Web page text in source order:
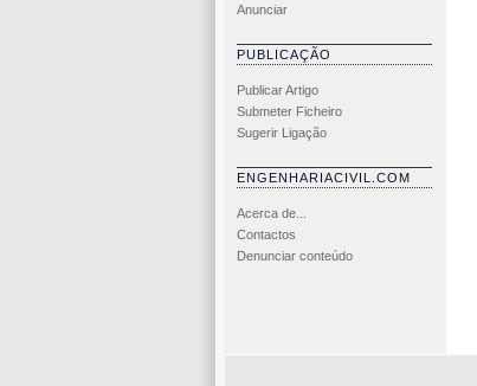
Anunciar
PUBLICAÇÃO
Publicar Artigo
Submeter Ficheiro
Sugerir Ligação
ENGENHARIACIVIL.COM
Acerca de...
Contactos
Denunciar conteúdo